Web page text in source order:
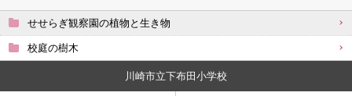
せせらぎ観察園の植物と生き物
校庭の樹木
川崎市立下布田小学校